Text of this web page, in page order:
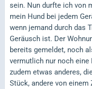
sein. Nun durfte ich von
mein Hund bei jedem
wenn jemand durch das
Geräusch ist. Der
bereits gemeldet, noch
vermutlich nur noch eine
zudem etwas anderes,
Stück, andere von einem